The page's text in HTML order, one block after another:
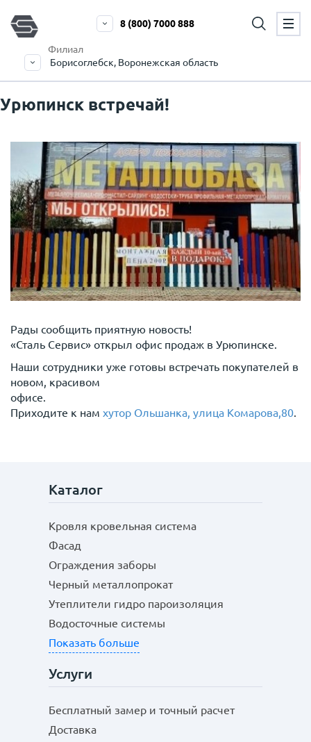
Филиал
Борисоглебск, Воронежская область
8 (800) 7000 888
Урюпинск встречай!
Рады сообщить приятную новость!
«Сталь Сервис» открыл офис продаж в Урюпинске.
Наши сотрудники уже готовы встречать покупателей в
новом, красивом
офисе.
Приходите к нам хутор Ольшанка, улица Комарова,80.
Каталог
Кровля кровельная система
Фасад
Ограждения заборы
Черный металлопрокат
Утеплители гидро пароизоляция
Водосточные системы
Показать больше
Услуги
Бесплатный замер и точный расчет
Доставка